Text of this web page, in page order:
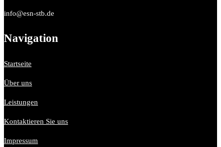
info@esn-stb.de
Navigation
Startseite
Über uns
Leistungen
Kontaktieren Sie uns
Impressum